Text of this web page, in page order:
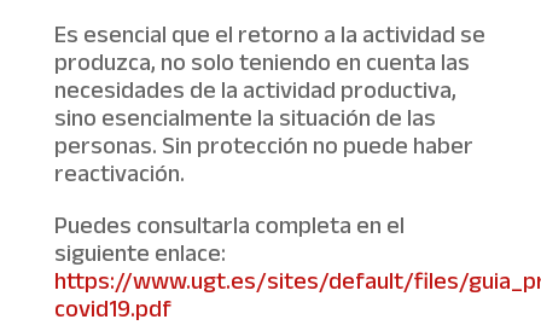
Es esencial que el retorno a la actividad se
produzca, no solo teniendo en cuenta las
necesidades de la actividad productiva,
sino esencialmente la situación de las
personas. Sin protección no puede haber
reactivación.
Puedes consultarla completa en el
siguiente enlace:
https://www.ugt.es/sites/default/files/
covid19.pdf